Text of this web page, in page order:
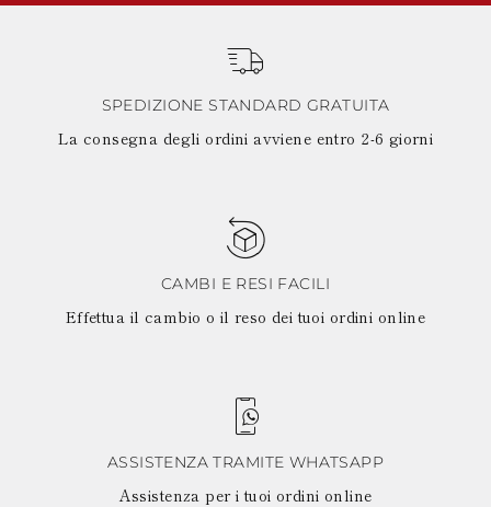
SPEDIZIONE STANDARD GRATUITA
La consegna degli ordini avviene entro 2-6 giorni
CAMBI E RESI FACILI
Effettua il cambio o il reso dei tuoi ordini online
ASSISTENZA TRAMITE WHATSAPP
Assistenza per i tuoi ordini online